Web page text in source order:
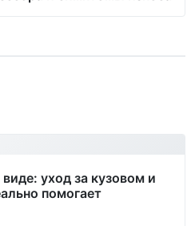
уход за кузовом и
помогает